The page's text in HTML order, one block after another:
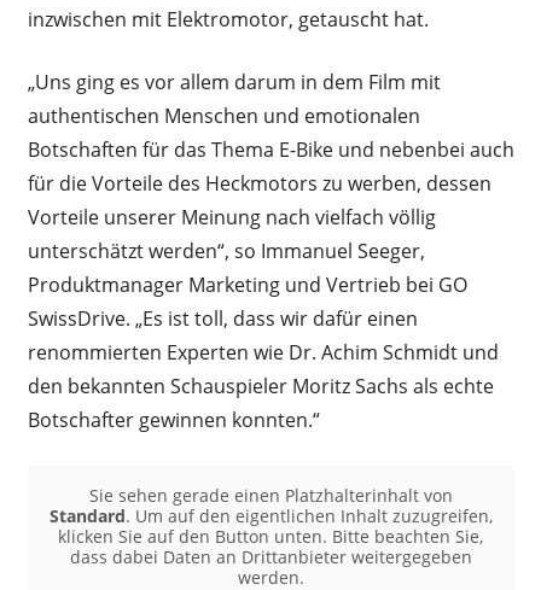
inzwischen mit Elektromotor, getauscht hat.
„Uns ging es vor allem darum in dem Film mit
authentischen Menschen und emotionalen
Botschaften für das Thema E-Bike und nebenbei auch
für die Vorteile des Heckmotors zu werben, dessen
Vorteile unserer Meinung nach vielfach völlig
unterschätzt werden“, so Immanuel Seeger,
Produktmanager Marketing und Vertrieb bei GO
SwissDrive. „Es ist toll, dass wir dafür einen
renommierten Experten wie Dr. Achim Schmidt und
den bekannten Schauspieler Moritz Sachs als echte
Botschafter gewinnen konnten.“
Sie sehen gerade einen Platzhalterinhalt von
Standard. Um auf den eigentlichen Inhalt zuzugreifen,
klicken Sie auf den Button unten. Bitte beachten Sie,
dass dabei Daten an Drittanbieter weitergegeben
werden.